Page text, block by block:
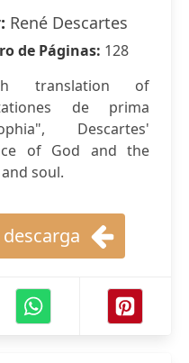
René Descartes
de Páginas: 128
translation of
de prima
Descartes'
of God and the
soul.